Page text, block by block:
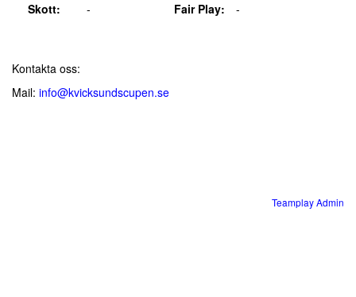
Skott:
- Fair Play: -
Kontakta oss:
Mail: info@kvicksundscupen.se
Teamplay Admin